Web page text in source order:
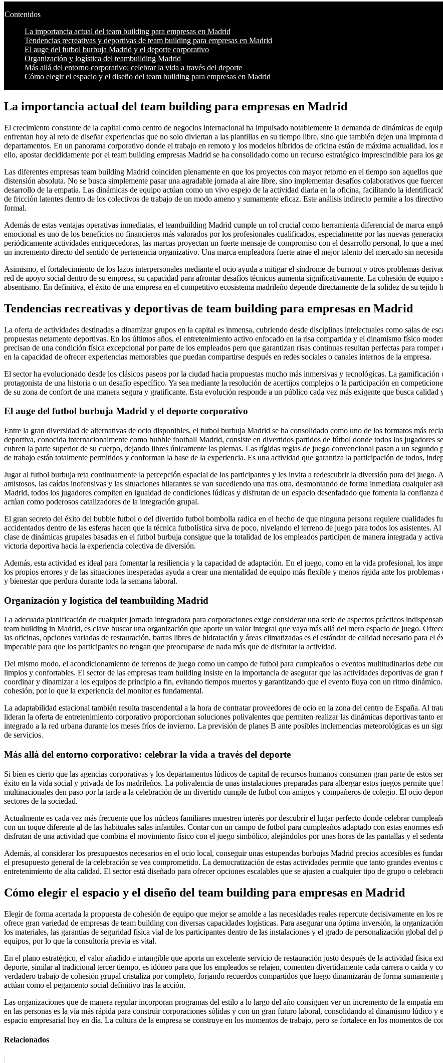
Contenidos
La importancia actual del team building para empresas en Madrid
Tendencias recreativas y deportivas de team building para empresas en Madrid
El auge del futbol burbuja Madrid y el deporte corporativo
Organización y logística del teambuilding Madrid
Más allá del entorno corporativo: celebrar la vida a través del deporte
Cómo elegir el espacio y el diseño del team building para empresas en Madrid
La importancia actual del team building para empresas en Madrid
El crecimiento constante de la capital como centro de negocios internacional ha impulsado notablemente la demanda de dinámicas de
enfrentan hoy al reto de diseñar experiencias que no solo diviertan a las plantillas en su tiempo libre, sino que también dejen una
departamentos. En un panorama corporativo donde el trabajo en remoto y los modelos híbridos de oficina están de máxima actualidad,
ello, apostar decididamente por el team building empresas Madrid se ha consolidado como un recurso estratégico imprescindible para los
Las diferentes empresas team building Madrid coinciden plenamente en que los proyectos con mayor retorno en el tiempo son aquellos
distensión absoluta. No se busca simplemente pasar una agradable jornada al aire libre, sino implementar desafíos colaborativos que
desarrollo de la empatía. Las dinámicas de equipo actúan como un vivo espejo de la actividad diaria en la oficina, facilitando la
de fricción latentes dentro de los colectivos de trabajo de un modo ameno y sumamente eficaz. Este análisis indirecto permite a los
formal.
Además de estas ventajas operativas inmediatas, el teambuilding Madrid cumple un rol crucial como herramienta diferencial de marca
emocional es uno de los beneficios no financieros más valorados por los profesionales cualificados, especialmente por las nuevas
periódicamente actividades enriquecedoras, las marcas proyectan un fuerte mensaje de compromiso con el desarrollo personal, lo que a
un incremento directo del sentido de pertenencia organizativo. Una marca empleadora fuerte atrae el mejor talento del mercado sin
Asimismo, el fortalecimiento de los lazos interpersonales mediante el ocio ayuda a mitigar el síndrome de burnout y otros problemas
red de apoyo social dentro de su empresa, su capacidad para afrontar desafíos técnicos aumenta significativamente. La cohesión de
absentismo. En definitiva, el éxito de una empresa en el competitivo ecosistema madrileño depende directamente de la solidez de su tejido
Tendencias recreativas y deportivas de team building para empresas en Madrid
La oferta de actividades destinadas a dinamizar grupos en la capital es inmensa, cubriendo desde disciplinas intelectuales como salas de
propuestas netamente deportivas. En los últimos años, el entretenimiento activo enfocado en la risa compartida y el dinamismo físico
precisan de una condición física excepcional por parte de los empleados pero que garantizan risas continuas resultan perfectas para
en la capacidad de ofrecer experiencias memorables que puedan compartirse después en redes sociales o canales internos de la empresa.
El sector ha evolucionado desde los clásicos paseos por la ciudad hacia propuestas mucho más inmersivas y tecnológicas. La
protagonista de una historia o un desafío específico. Ya sea mediante la resolución de acertijos complejos o la participación en
de su zona de confort de una manera segura y gratificante. Esta evolución responde a un público cada vez más exigente que busca
El auge del futbol burbuja Madrid y el deporte corporativo
Entre la gran diversidad de alternativas de ocio disponibles, el futbol burbuja Madrid se ha consolidado como uno de los formatos más
deportiva, conocida internacionalmente como bubble football Madrid, consiste en divertidos partidos de fútbol donde todos los jugadores
cubren la parte superior de su cuerpo, dejando libres únicamente las piernas. Las rígidas reglas de juego convencional pasan a un
de trabajo están totalmente permitidos y conforman la base de la experiencia. Es una actividad que garantiza la participación de todos,
Jugar al futbol burbuja reta continuamente la percepción espacial de los participantes y les invita a redescubrir la diversión pura del juego.
amistosos, las caídas inofensivas y las situaciones hilarantes se van sucediendo una tras otra, desmontando de forma inmediata cualquier
Madrid, todos los jugadores compiten en igualdad de condiciones lúdicas y disfrutan de un espacio desenfadado que fomenta la
actúan como poderosos catalizadores de la integración grupal.
El gran secreto del éxito del bubble futbol o del divertido futbol bombolla radica en el hecho de que ninguna persona requiere cualidades
accidentados dentro de las esferas hacen que la técnica futbolística sirva de poco, nivelando el terreno de juego para todos los asistentes.
clase de dinámicas grupales basadas en el futbol burbuja consigue que la totalidad de los empleados participen de manera integrada y
victoria deportiva hacia la experiencia colectiva de diversión.
Además, esta actividad es ideal para fomentar la resiliencia y la capacidad de adaptación. En el juego, como en la vida profesional, los
los propios errores y de las situaciones inesperadas ayuda a crear una mentalidad de equipo más flexible y menos rígida ante los
y bienestar que perdura durante toda la semana laboral.
Organización y logística del teambuilding Madrid
La adecuada planificación de cualquier jornada integradora para corporaciones exige considerar una serie de aspectos prácticos
team building in Madrid, es clave buscar una organización que aporte un valor integral que vaya más allá del mero espacio de juego.
las oficinas, opciones variadas de restauración, barras libres de hidratación y áreas climatizadas es el estándar de calidad necesario para
impecable para que los participantes no tengan que preocuparse de nada más que de disfrutar la actividad.
Del mismo modo, el acondicionamiento de terrenos de juego como un campo de futbol para cumpleaños o eventos multitudinarios debe
limpios y confortables. El sector de las empresas team building insiste en la importancia de asegurar que las actividades deportivas de
coordinar y dinamizar a los equipos de principio a fin, evitando tiempos muertos y garantizando que el evento fluya con un ritmo
cohesión, por lo que la experiencia del monitor es fundamental.
La adaptabilidad estacional también resulta trascendental a la hora de contratar proveedores de ocio en la zona del centro de España. Al
lideran la oferta de entretenimiento corporativo proporcionan soluciones polivalentes que permiten realizar las dinámicas deportivas tanto
integrado a la red urbana durante los meses fríos de invierno. La previsión de planes B ante posibles inclemencias meteorológicas es un
de servicios.
Más allá del entorno corporativo: celebrar la vida a través del deporte
Si bien es cierto que las agencias corporativas y los departamentos lúdicos de capital de recursos humanos consumen gran parte de estos
éxito en la vida social y privada de los madrileños. La polivalencia de unas instalaciones preparadas para albergar estos juegos permite
multinacionales den paso por la tarde a la celebración de un divertido cumple de futbol con amigos y compañeros de colegio. El ocio
sectores de la sociedad.
Actualmente es cada vez más frecuente que los núcleos familiares muestren interés por descubrir el lugar perfecto donde celebrar
con un toque diferente al de las habituales salas infantiles. Contar con un campo de futbol para cumpleaños adaptado con estas enormes
disfrutan de una actividad que combina el movimiento físico con el juego simbólico, alejándolos por unas horas de las pantallas y el
Además, al considerar los presupuestos necesarios en el ocio local, conseguir unas estupendas burbujas Madrid precios accesibles es
el presupuesto general de la celebración se vea comprometido. La democratización de estas actividades permite que tanto grandes
entretenimiento de alta calidad. El sector está diseñado para ofrecer opciones escalables que se ajusten a cualquier tipo de grupo o
Cómo elegir el espacio y el diseño del team building para empresas en Madrid
Elegir de forma acertada la propuesta de cohesión de equipo que mejor se amolde a las necesidades reales repercute decisivamente en
ofrece gran variedad de empresas de team building con diversas capacidades logísticas. Para asegurar una óptima inversión, la
los materiales, las garantías de seguridad física vial de los participantes dentro de las instalaciones y el grado de personalización global
equipos, por lo que la consultoría previa es vital.
En el plano estratégico, el valor añadido e intangible que aporta un excelente servicio de restauración justo después de la actividad física
deporte, similar al tradicional tercer tiempo, es idóneo para que los empleados se relajen, comenten divertidamente cada carrera o caída y
verdadero trabajo de cohesión grupal cristaliza por completo, forjando recuerdos compartidos que luego dinamizarán de forma
actúan como el pegamento social definitivo tras la acción.
Las organizaciones que de manera regular incorporan programas del estilo a lo largo del año consiguen ver un incremento de la empatía
en las personas es la vía más rápida para construir corporaciones sólidas y con un gran futuro laboral, consolidando al dinamismo lúdico y
espacio empresarial hoy en día. La cultura de la empresa se construye en los momentos de trabajo, pero se fortalece en los momentos de
Relacionados